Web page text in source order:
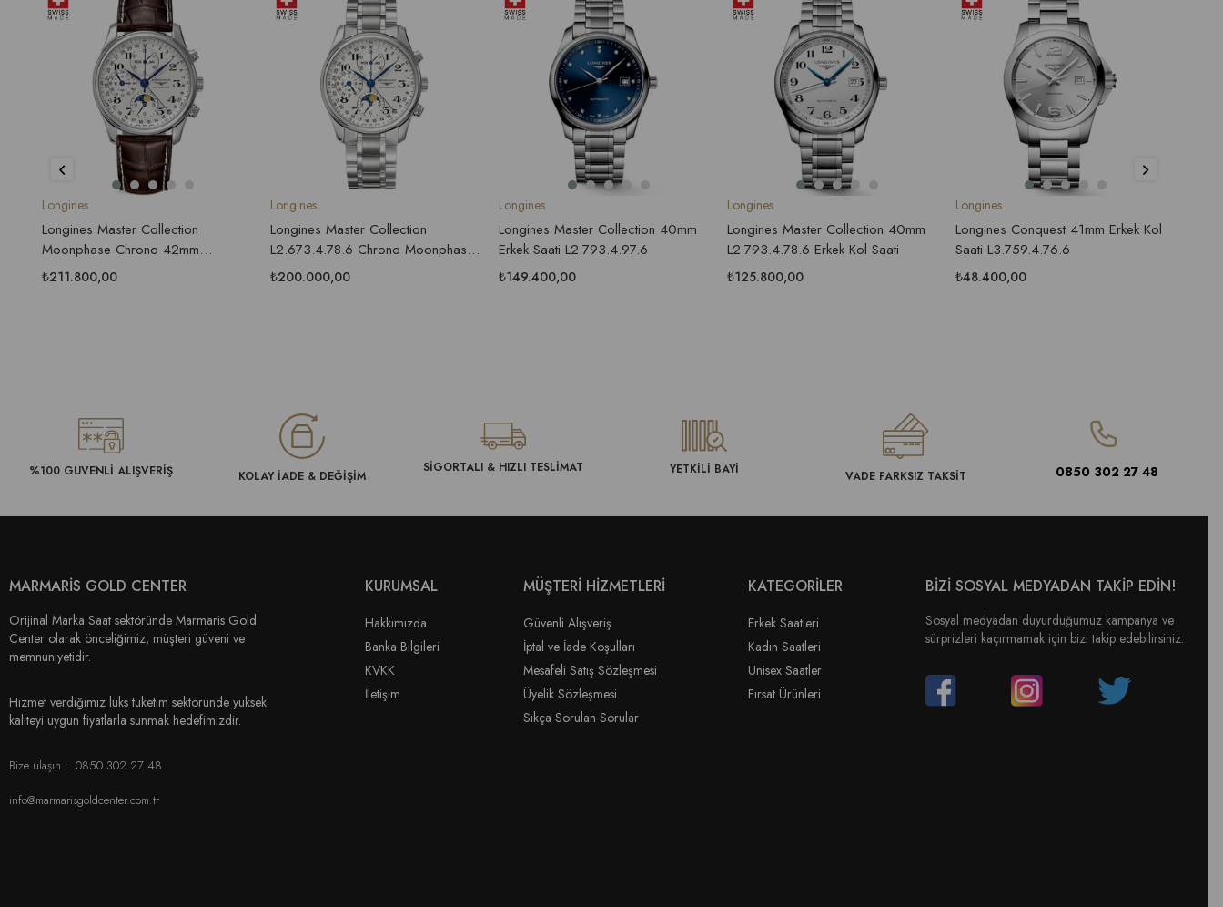
Longines
Longines Master Collection
Moonphase Chrono 42mm
L2.773.4.78.3 Erkek Saati
₺211.800,00
Longines
Longines Master Collection
L2.673.4.78.6 Chrono Moonphase
40mm Erkek Saati
₺200.000,00
Longines
Longines Master Collection 40mm
Erkek Saati L2.793.4.97.6
₺149.400,00
Longines
Longines Master Collection 40mm
L2.793.4.78.6 Erkek Kol Saati
₺125.800,00
Longines
Longines Conquest 41mm Erkek Kol
Saati L3.759.4.76.6
₺48.400,00
%100 GÜVENLİ ALIŞVERİŞ KOLAY İADE & DEĞİŞİM
SİGORTALI & HIZLI TESLİMAT YETKİLİ BAYİ VADE FARKSIZ TAKSİT 0850 302 27 48
MARMARİS GOLD CENTER
Orijinal Marka Saat sektöründe Marmaris Gold
Center olarak önceliğimiz, müşteri güveni ve
memnuniyetidir.
Hizmet verdiğimiz lüks tüketim sektöründe yüksek
kaliteyi uygun fiyatlarla sunmak hedefimizdir.
Bize ulaşın : 0850 302 27 48
info@marmarisgoldcenter.com.tr
KURUMSAL
Hakkımızda
Banka Bilgileri
KVKK
İletişim
MÜŞTERİ HİZMETLERİ
Güvenli Alışveriş
İptal ve İade Koşulları
Mesafeli Satış Sözleşmesi
Üyelik Sözleşmesi
Sıkça Sorulan Sorular
KATEGORİLER
Erkek Saatleri
Kadın Saatleri
Unisex Saatler
Fırsat Ürünleri
BİZİ SOSYAL MEDYADAN TAKİP EDİN!
Sosyal medyadan duyurduğumuz kampanya ve
sürprizleri kaçırmamak için bizi takip edebilirsiniz.